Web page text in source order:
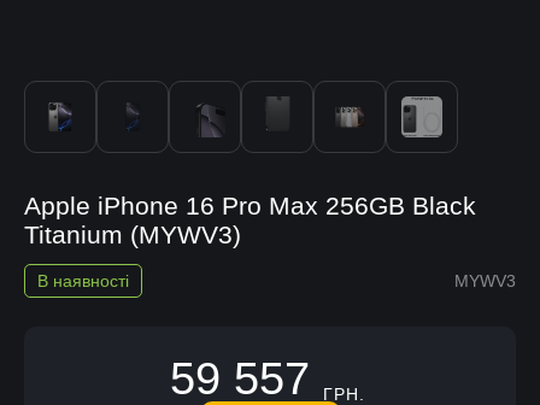
Apple iPhone 16 Pro Max 256GB Black
Titanium (MYWV3)
MYWV3
В наявності
59 557 ГРН.